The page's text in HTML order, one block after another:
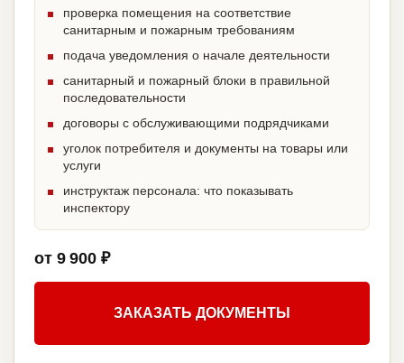
проверка помещения на соответствие
санитарным и пожарным требованиям
подача уведомления о начале деятельности
санитарный и пожарный блоки в правильной
последовательности
договоры с обслуживающими подрядчиками
уголок потребителя и документы на товары или
услуги
инструктаж персонала: что показывать
инспектору
от 9 900 ₽
ЗАКАЗАТЬ ДОКУМЕНТЫ